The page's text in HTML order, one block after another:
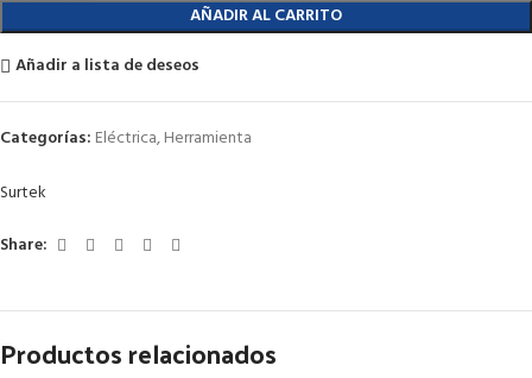
AÑADIR AL CARRITO
Añadir a lista de deseos
Categorías: Eléctrica,Herramienta
Surtek
Share:
Productos relacionados